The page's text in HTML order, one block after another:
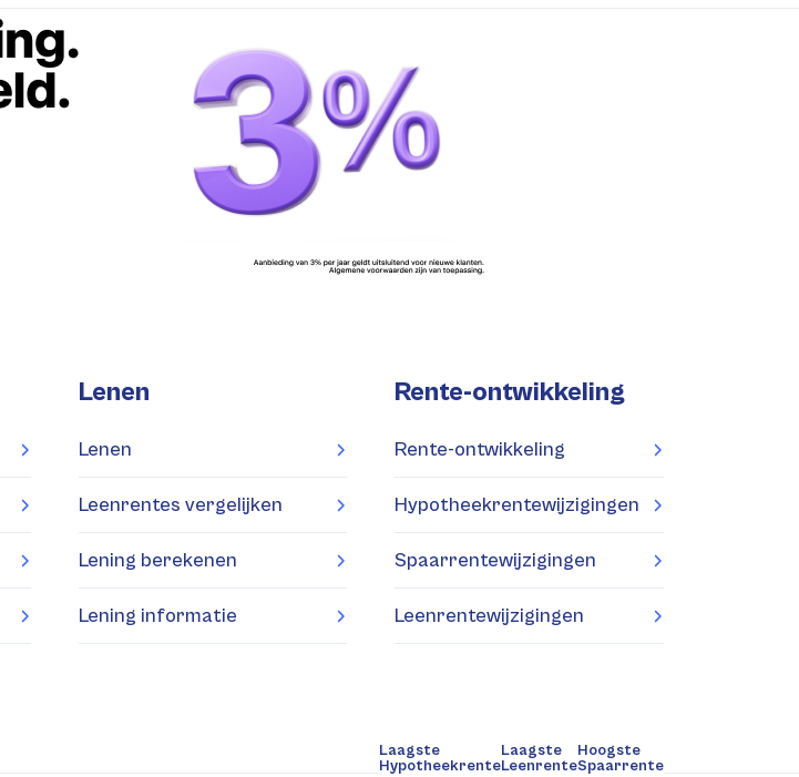
Lenen
Lenen
Leenrentes vergelijken
Lening berekenen
Lening informatie
Rente-ontwikkeling
Rente-ontwikkeling
Hypotheekrentewijzigingen
Spaarrentewijzigingen
Leenrentewijzigingen
Laagste
Hypotheekrente
Laagste
Leenrente
Hoogste
Spaarrente